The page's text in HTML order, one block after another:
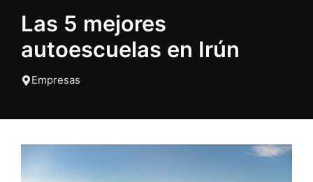
Las 5 mejores
autoescuelas en Irún
Empresas